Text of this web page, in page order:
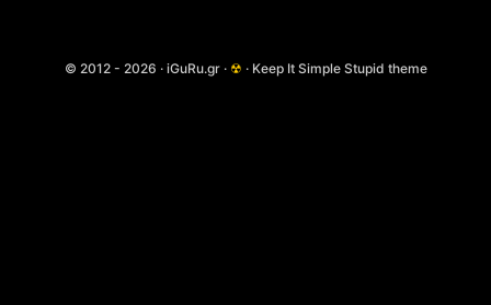
© 2012 - 2026 · iGuRu.gr · ☢ · Keep It Simple Stupid theme